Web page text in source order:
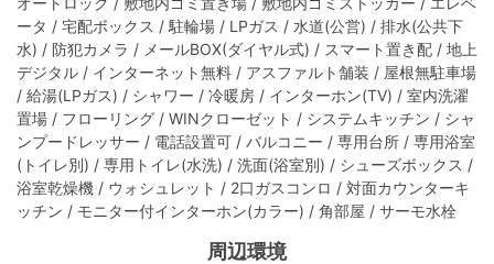
ータ / 宅配ボックス / 駐輪場 / LPガス / 水道(公営) / 排水(公共下
水) / 防犯カメラ / メールBOX(ダイヤル式) / スマート置き配 / 地上
デジタル / インターネット無料 / アスファルト舗装 / 屋根無駐車場
/ 給湯(LPガス) / シャワー / 冷暖房 / インターホン(TV) / 室内洗濯
置場 / フローリング / WINクローゼット / システムキッチン / シャ
ンプードレッサー / 電話設置可 / バルコニー / 専用台所 / 専用浴室
(トイレ別) / 専用トイレ(水洗) / 洗面(浴室別) / シューズボックス /
浴室乾燥機 / ウォシュレット / 2口ガスコンロ / 対面カウンターキ
ッチン / モニター付インターホン(カラー) / 角部屋 / サーモ水栓
周辺環境